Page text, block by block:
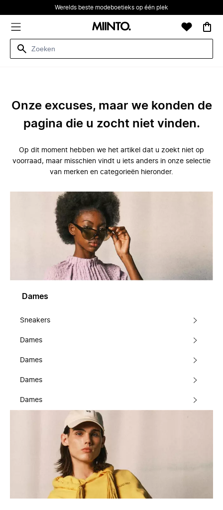
Werelds beste modeboetieks op één plek
Onze excuses, maar we konden de
pagina die u zocht niet vinden.
Op dit moment hebben we het artikel dat u zoekt niet op
voorraad, maar misschien vindt u iets anders in onze selectie
van merken en categorieën hieronder.
Dames
Sneakers
Dames
Dames
Dames
Dames